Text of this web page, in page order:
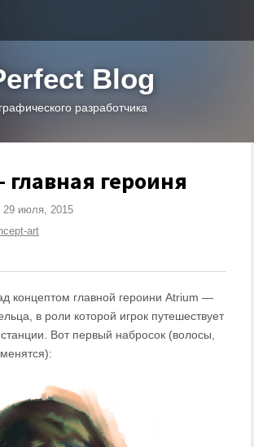
Blog
разработчика
героиня
29 июля, 2015
art
концептом главной героини Atrium —
в роли которой игрок путешествует
Вот первый набросок (волосы,